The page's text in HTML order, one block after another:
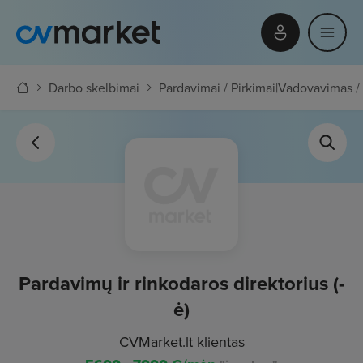
Darbo skelbimai Pardavimai / Pirkimai|Vadovavimas
Pardavimų ir rinkodaros direktorius (-
ė)
CVMarket.lt klientas